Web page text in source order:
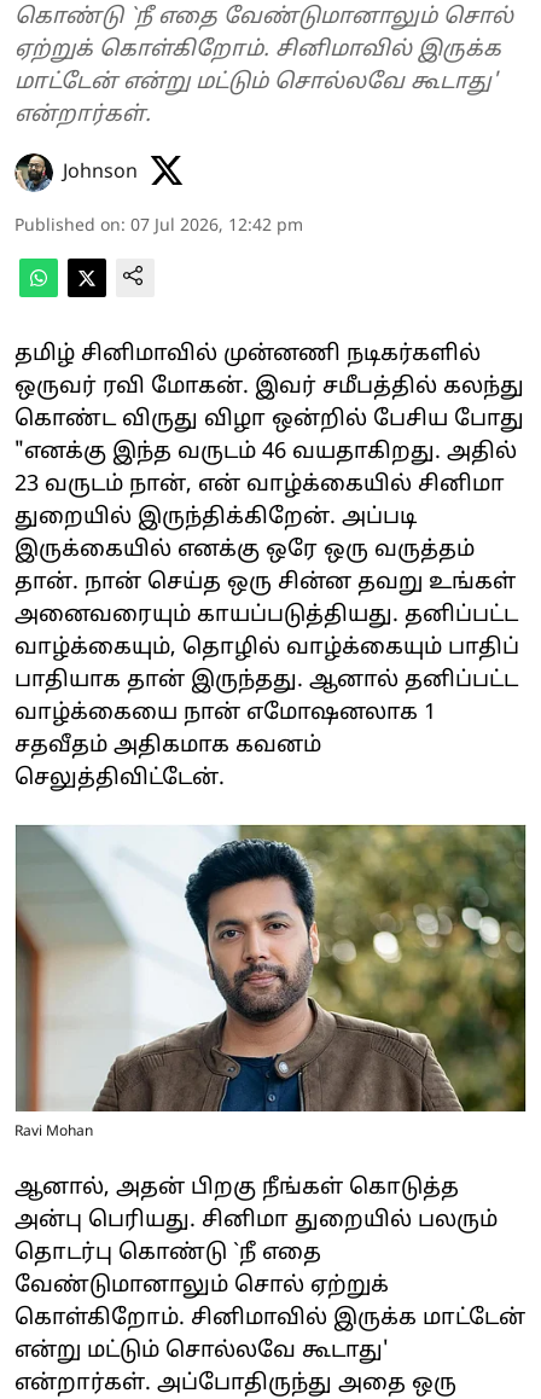
கொண்டு `நீ எதை வேண்டுமானாலும் சொல்
ஏற்றுக் கொள்கிறோம். சினிமாவில் இருக்க
மாட்டேன் என்று மட்டும் சொல்லவே கூடாது'
என்றார்கள்.
Johnson
Published on: 07 Jul 2026, 12:42 pm
தமிழ் சினிமாவில் முன்னணி நடிகர்களில்
ஒருவர் ரவி மோகன். இவர் சமீபத்தில் கலந்து
கொண்ட விருது விழா ஒன்றில் பேசிய போது
"எனக்கு இந்த வருடம் 46 வயதாகிறது. அதில்
23 வருடம் நான், என் வாழ்க்கையில் சினிமா
துறையில் இருந்திக்கிறேன். அப்படி
இருக்கையில் எனக்கு ஒரே ஒரு வருத்தம்
தான். நான் செய்த ஒரு சின்ன தவறு உங்கள்
அனைவரையும் காயப்படுத்தியது. தனிப்பட்ட
வாழ்க்கையும், தொழில் வாழ்க்கையும் பாதிப்
பாதியாக தான் இருந்தது. ஆனால் தனிப்பட்ட
வாழ்க்கையை நான் எமோஷனலாக 1
சதவீதம் அதிகமாக கவனம்
செலுத்திவிட்டேன்.
Ravi Mohan
ஆனால், அதன் பிறகு நீங்கள் கொடுத்த
அன்பு பெரியது. சினிமா துறையில் பலரும்
தொடர்பு கொண்டு `நீ எதை
வேண்டுமானாலும் சொல் ஏற்றுக்
கொள்கிறோம். சினிமாவில் இருக்க மாட்டேன்
என்று மட்டும் சொல்லவே கூடாது'
என்றார்கள். அப்போதிருந்து அதை ஒரு